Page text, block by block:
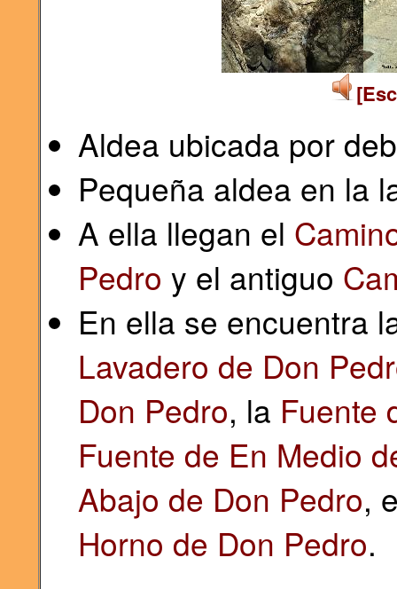
Aldea ubicada por
Pequeña aldea en la
A ella llegan el
Pedro y el antiguo
En ella se encuentra
Lavadero de Don
Don Pedro, la Fuente
Fuente de En Medio
Abajo de Don Pedro,
Horno de Don Pedro.